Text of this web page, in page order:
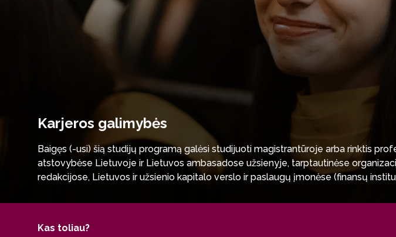
Karjeros galimybės
Baigęs (-usi) šią studijų programą galėsi studijuoti magistrantūroje arba rinktis
atstovybėse Lietuvoje ir Lietuvos ambasadose užsienyje, tarptautinėse
redakcijose, Lietuvos ir užsienio kapitalo verslo ir paslaugų įmonėse (finansų
įgytas žinias pritaikyti turizmo ir kelionių, apgyvendinimo paslaugų teikimo,
Kas toliau?